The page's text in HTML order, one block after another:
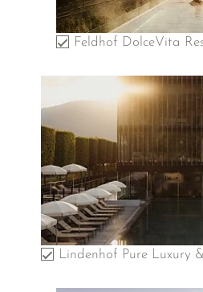
Feldhof DolceVita
Lindenhof Pure Luxury